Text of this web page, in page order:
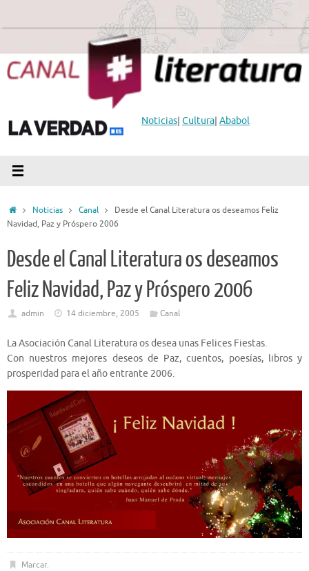
Noticias| Cultura| Ababol
InicioNoticias Canal
Desde el Canal Literatura os deseamos Feliz
Navidad, Paz y Próspero 2006
Desde el Canal Literatura os deseamos
Feliz Navidad, Paz y Próspero 2006
admin 14 diciembre, 2005 Canal
La Asociación Canal Literatura os desea unas Felices Fiestas.
Con nuestros mejores deseos de Paz, cuentos, poesías, libros y
prosperidad para el año entrante 2006.
Marcar.